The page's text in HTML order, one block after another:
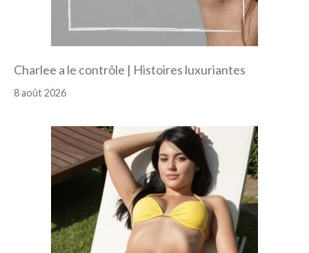
Charlee a le contrôle | Histoires luxuriantes
8 août 2026